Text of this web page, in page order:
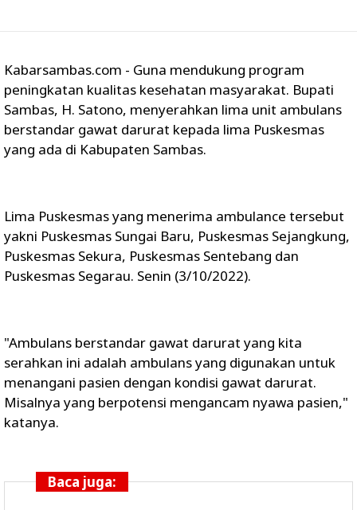
Kabarsambas.com - Guna mendukung program
peningkatan kualitas kesehatan masyarakat. Bupati
Sambas, H. Satono, menyerahkan lima unit ambulans
berstandar gawat darurat kepada lima Puskesmas
yang ada di Kabupaten Sambas.
Lima Puskesmas yang menerima ambulance tersebut
yakni Puskesmas Sungai Baru, Puskesmas Sejangkung,
Puskesmas Sekura, Puskesmas Sentebang dan
Puskesmas Segarau. Senin (3/10/2022).
"Ambulans berstandar gawat darurat yang kita
serahkan ini adalah ambulans yang digunakan untuk
menangani pasien dengan kondisi gawat darurat.
Misalnya yang berpotensi mengancam nyawa pasien,"
katanya.
Baca juga: